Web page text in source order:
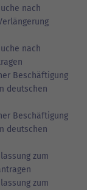
nach
nach
Beschäftigung
deutschen
Beschäftigung
deutschen
zum
zum